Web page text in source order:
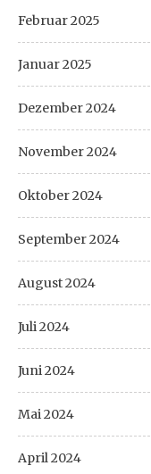
Februar 2025
Januar 2025
Dezember 2024
November 2024
Oktober 2024
September 2024
August 2024
Juli 2024
Juni 2024
Mai 2024
April 2024